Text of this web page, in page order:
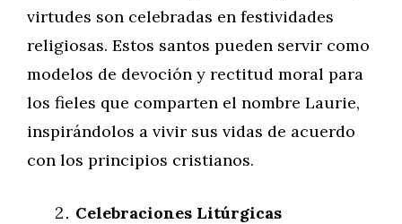
virtudes son celebradas en festividades
religiosas. Estos santos pueden servir como
modelos de devoción y rectitud moral para
los fieles que comparten el nombre Laurie,
inspirándolos a vivir sus vidas de acuerdo
con los principios cristianos.
Celebraciones Litúrgicas